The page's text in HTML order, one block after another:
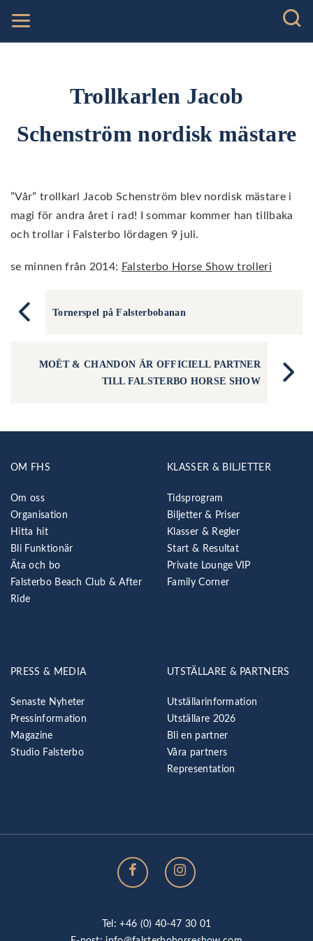
Trollkarlen Jacob
Schenström nordisk mästare
”Vår” trollkarl Jacob Schenström blev nordisk mästare i
magi för andra året i rad! I sommar kommer han tillbaka
och trollar i Falsterbo lördagen 9 juli.
se minnen från 2014: Falsterbo Horse Show trolleri
Tornerspel på Falsterbobanan
MOËT & CHANDON ÄR OFFICIELL PARTNER
TILL FALSTERBO HORSE SHOW
OM FHS
Om oss
Organisation
Hitta hit
Bli Funktionär
Äta och bo
Falsterbo Beach Club & After
Ride
KLASSER & BILJETTER
Tidsprogram
Biljetter & Priser
Klasser & Regler
Start & Resultat
Private Lounge VIP
Family Corner
PRESS & MEDIA
Senaste Nyheter
Pressinformation
Magazine
Studio Falsterbo
UTSTÄLLARE & PARTNERS
Utställarinformation
Utställare 2026
Bli en partner
Våra partners
Representation
Tel: +46 (0) 40-47 30 01